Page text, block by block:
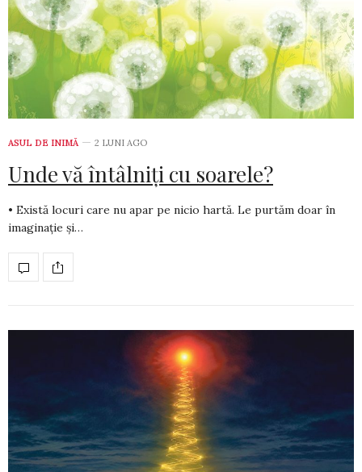
ASUL DE INIMĂ 2 LUNI AGO
Unde vă întâlniți cu soarele?
• Există locuri care nu apar pe nicio hartă. Le purtăm doar în
ima­ginație și…